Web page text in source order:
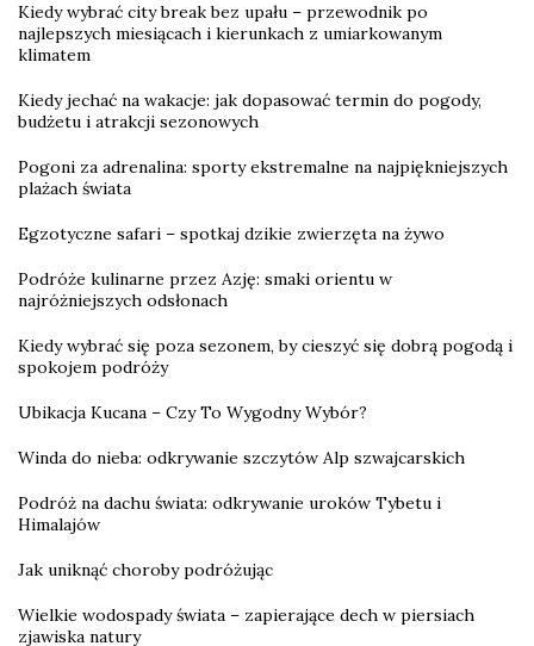
Kiedy wybrać city break bez upału – przewodnik po
najlepszych miesiącach i kierunkach z umiarkowanym
klimatem
Kiedy jechać na wakacje: jak dopasować termin do pogody,
budżetu i atrakcji sezonowych
Pogoni za adrenalina: sporty ekstremalne na najpiękniejszych
plażach świata
Egzotyczne safari – spotkaj dzikie zwierzęta na żywo
Podróże kulinarne przez Azję: smaki orientu w
najróżniejszych odsłonach
Kiedy wybrać się poza sezonem, by cieszyć się dobrą pogodą i
spokojem podróży
Ubikacja Kucana – Czy To Wygodny Wybór?
Winda do nieba: odkrywanie szczytów Alp szwajcarskich
Podróż na dachu świata: odkrywanie uroków Tybetu i
Himalajów
Jak uniknąć choroby podróżując
Wielkie wodospady świata – zapierające dech w piersiach
zjawiska natury